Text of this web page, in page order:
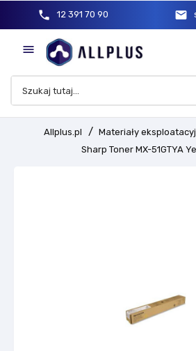
phone 12 391 70 90 mail

Allplus.pl Materiały
Sharp Toner MX-51GTYA